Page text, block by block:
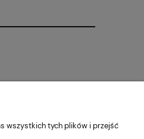
wszystkich tych plików i przejść